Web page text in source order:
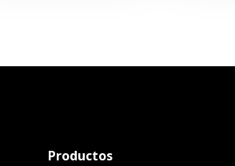
Productos